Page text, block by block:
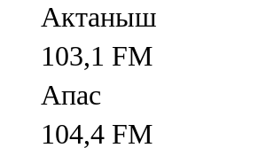
Актаныш
103,1 FM
Апас
104,4 FM